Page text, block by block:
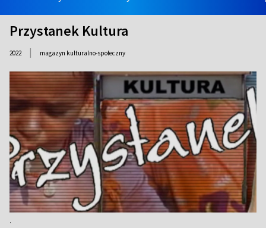
Przystanek Kultura
2022 | magazyn kulturalno-społeczny
.